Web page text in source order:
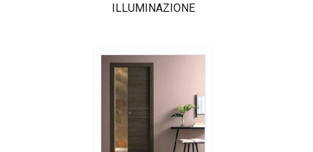
ILLUMINAZIONE